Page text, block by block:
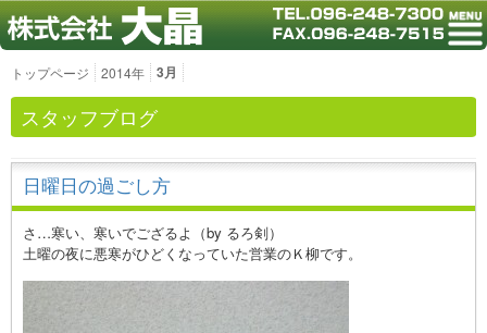
トップページ 2014年 3月
スタッフブログ
日曜日の過ごし方
さ…寒い、寒いでござるよ（by るろ剣）
土曜の夜に悪寒がひどくなっていた営業のＫ柳です。